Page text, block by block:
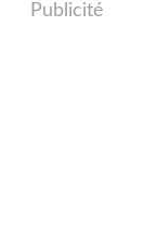
Publicité